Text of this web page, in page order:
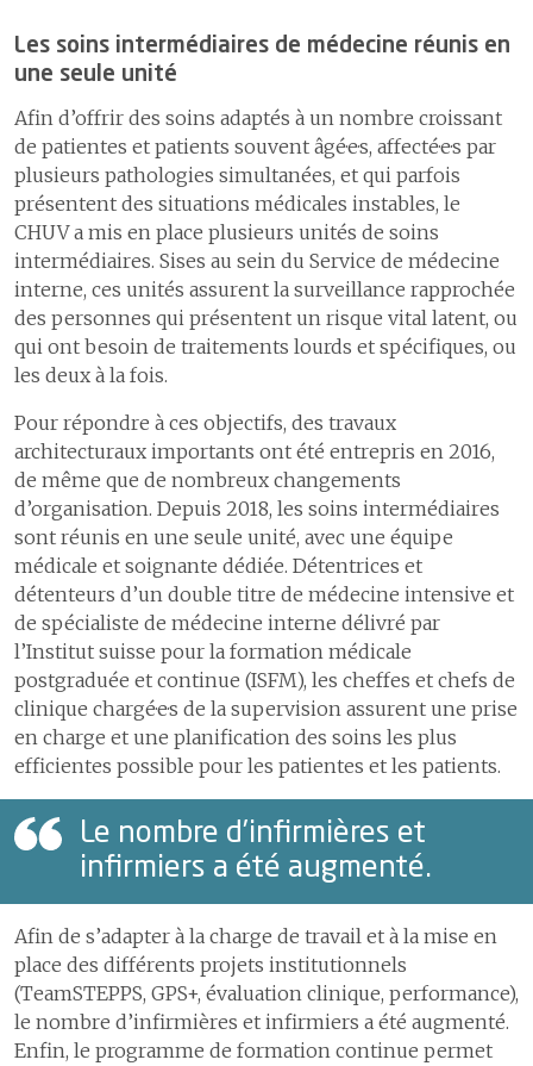
Les soins intermédiaires de médecine réunis en
une seule unité
Afin d’offrir des soins adaptés à un nombre croissant
de patientes et patients souvent âgé·e·s, affecté·e·s par
plusieurs pathologies simultanées, et qui parfois
présentent des situations médicales instables, le
CHUV a mis en place plusieurs unités de soins
intermédiaires. Sises au sein du Service de médecine
interne, ces unités assurent la surveillance rapprochée
des personnes qui présentent un risque vital latent, ou
qui ont besoin de traitements lourds et spécifiques, ou
les deux à la fois.
Pour répondre à ces objectifs, des travaux
architecturaux importants ont été entrepris en 2016,
de même que de nombreux changements
d’organisation. Depuis 2018, les soins intermédiaires
sont réunis en une seule unité, avec une équipe
médicale et soignante dédiée. Détentrices et
détenteurs d’un double titre de médecine intensive et
de spécialiste de médecine interne délivré par
l’Institut suisse pour la formation médicale
postgraduée et continue (ISFM), les cheffes et chefs de
clinique chargé·e·s de la supervision assurent une prise
en charge et une planification des soins les plus
efficientes possible pour les patientes et les patients.
Le nombre d’infirmières et
infirmiers a été augmenté.
Afin de s’adapter à la charge de travail et à la mise en
place des différents projets institutionnels
(TeamSTEPPS, GPS+, évaluation clinique, performance),
le nombre d’infirmières et infirmiers a été augmenté.
Enfin, le programme de formation continue permet